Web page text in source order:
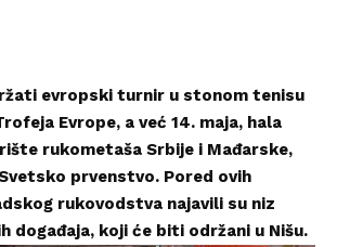
evropski turnir u stonom tenisu
Evrope, a već 14. maja, hala
rukometaša Srbije i Mađarske,
prvenstvo. Pored ovih
rukovodstva najavili su niz
događaja, koji će biti održani u Nišu.